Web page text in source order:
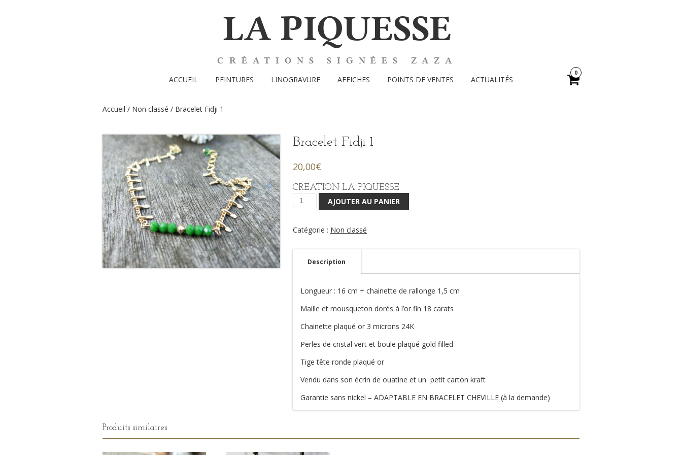
LA PIQUESSE
CRÉATIONS SIGNÉES ZAZA
ACCUEIL PEINTURES LINOGRAVURE AFFICHES POINTS DE VENTES ACTUALITÉS
0
Accueil / Non classé / Bracelet Fidji 1
Bracelet Fidji 1
20,00€
CREATION LA PIQUESSE
quantité
Fidji
AJOUTER AU PANIER
Catégorie : Non classé
Description
Longueur : 16 cm + chainette de rallonge 1,5 cm
Maille et mousqueton dorés à l’or fin 18 carats
Chainette plaqué or 3 microns 24K
Perles de cristal vert et boule plaqué gold filled
Tige tête ronde plaqué or
Vendu dans son écrin de ouatine et un petit carton kraft
Garantie sans nickel – ADAPTABLE EN BRACELET CHEVILLE (à la demande)
Produits similaires